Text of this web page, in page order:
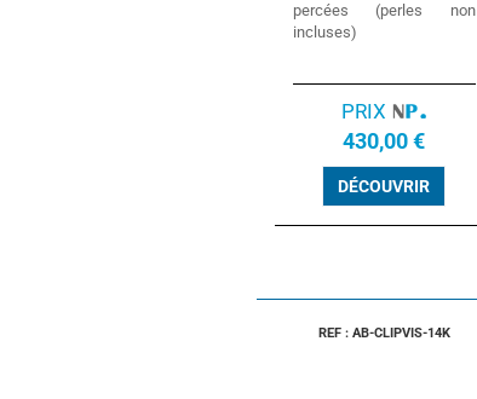
percées (perles non
incluses)
PRIX
430,00 €
DÉCOUVRIR
REF : AB-CLIPVIS-14K